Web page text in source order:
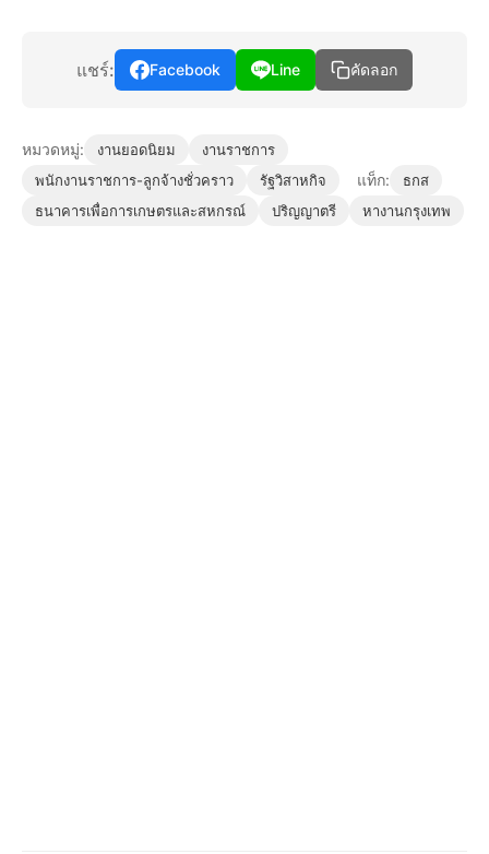
แชร์: Facebook Line คัดลอก
หมวดหมู่: งานยอดนิยม
งานราชการ
พนักงานราชการ-ลูกจ้างชั่วคราว
รัฐวิสาหกิจ แท็ก:
ธกส
ธนาคารเพื่อการเกษตรและสหกรณ์
ปริญญาตรี หางานกรุงเทพ